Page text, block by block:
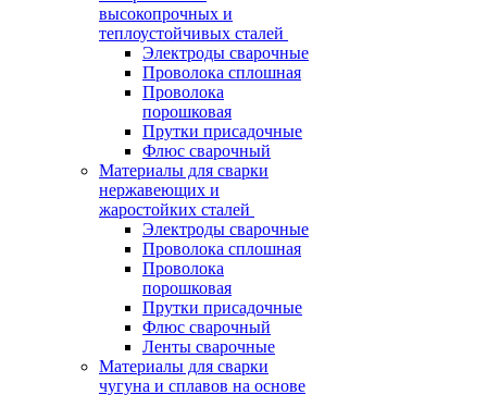
высокопрочных и
теплоустойчивых сталей
Электроды сварочные
Проволока сплошная
Проволока
порошковая
Прутки присадочные
Флюс сварочный
Материалы для сварки
нержавеющих и
жаростойких сталей
Электроды сварочные
Проволока сплошная
Проволока
порошковая
Прутки присадочные
Флюс сварочный
Ленты сварочные
Материалы для сварки
чугуна и сплавов на основе